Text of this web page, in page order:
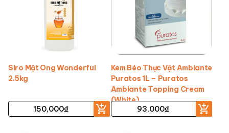
Siro Mật Ong Wonderful
2.5kg
150,000₫
Kem Béo Thực Vật Ambiante
Puratos 1L – Puratos
Ambiante Topping Cream
(White)
93,000₫